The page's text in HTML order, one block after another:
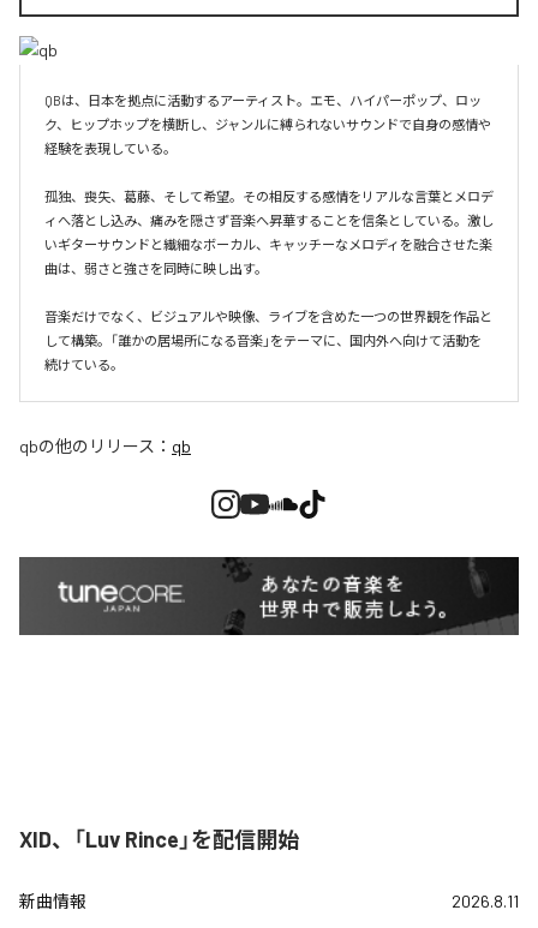
QBは、日本を拠点に活動するアーティスト。エモ、ハイパーポップ、ロッ
ク、ヒップホップを横断し、ジャンルに縛られないサウンドで自身の感情や
経験を表現している。
孤独、喪失、葛藤、そして希望。その相反する感情をリアルな言葉とメロデ
ィへ落とし込み、痛みを隠さず音楽へ昇華することを信条としている。激し
いギターサウンドと繊細なボーカル、キャッチーなメロディを融合させた楽
曲は、弱さと強さを同時に映し出す。
音楽だけでなく、ビジュアルや映像、ライブを含めた一つの世界観を作品と
して構築。「誰かの居場所になる音楽」をテーマに、国内外へ向けて活動を
続けている。
qbの他のリリース： qb
XID、「Luv Rince」を配信開始
新曲情報 2026.8.11